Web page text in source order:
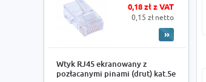
0,18 zł z VAT
0,15 zł netto
Wtyk RJ45 ekranowany z
pozłacanymi pinami (drut) kat.5e